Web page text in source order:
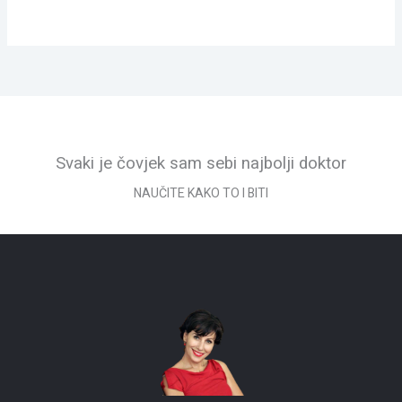
Svaki je čovjek sam sebi najbolji doktor
NAUČITE KAKO TO I BITI